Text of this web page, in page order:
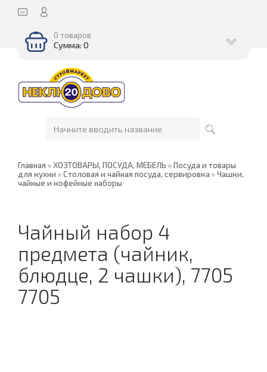
0 товаров
Сумма: 0
Главная » ХОЗТОВАРЫ, ПОСУДА, МЕБЕЛЬ »Посуда и товары
для кухни »Столовая и чайная посуда, сервировка »Чашки,
чайные и кофейные наборы
Чайный набор 4
предмета (чайник,
блюдце, 2 чашки), 7705
7705